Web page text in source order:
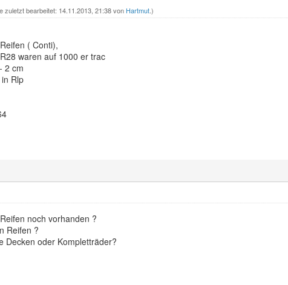
zuletzt bearbeitet: 14.11.2013, 21:38 von Hartmut.)
( Conti),
waren auf 1000 er trac
2 cm
Rlp
noch vorhanden ?
Reifen ?
Decken oder Kompletträder?